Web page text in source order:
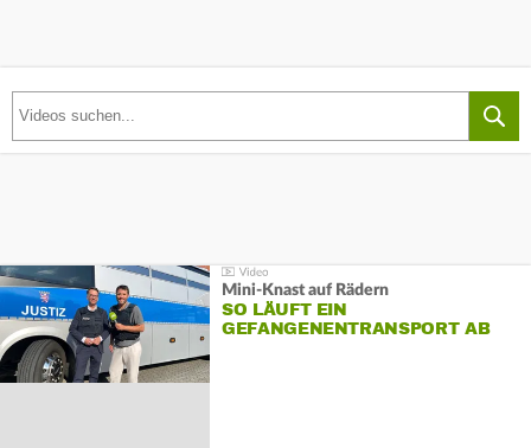
Mini-Knast auf Rädern
SO LÄUFT EIN
GEFANGENENTRANSPORT AB